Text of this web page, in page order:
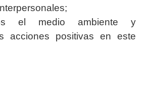
el medio ambiente y
acciones positivas en este